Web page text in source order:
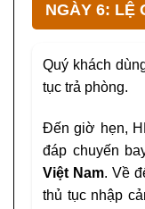
NGÀY 6: LỆ
Quý khách
tục trả phòng.
Đến giờ hẹn,
đáp chuyến
Việt Nam. Về
thủ tục nhập